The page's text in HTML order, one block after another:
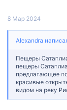
8 Мар 2024
Alexandra
Пещеры
пещеры
предлагающее
красивые
видом на реку